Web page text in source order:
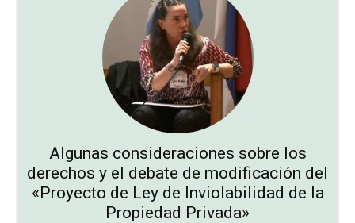
Algunas consideraciones sobre los
derechos y el debate de modificación del
«Proyecto de Ley de Inviolabilidad de la
Propiedad Privada»